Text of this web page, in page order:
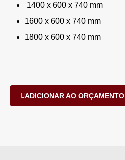
1400 x 600 x 740 mm
1600 x 600 x 740 mm
1800 x 600 x 740 mm
ADICIONAR AO ORÇAMENTO